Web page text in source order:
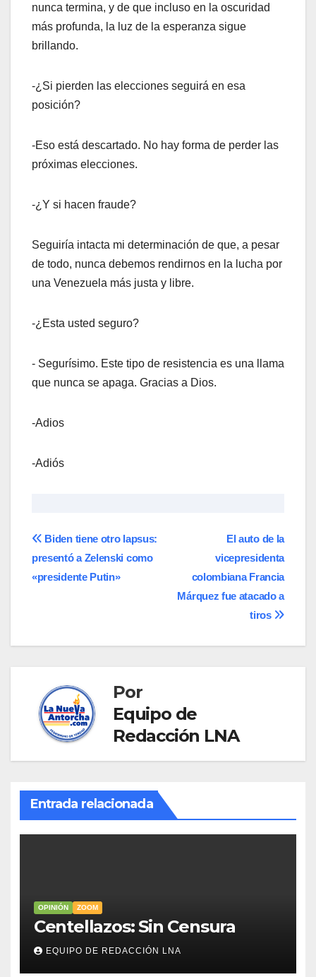
nunca termina, y de que incluso en la oscuridad
más profunda, la luz de la esperanza sigue
brillando.
-¿Si pierden las elecciones seguirá en esa
posición?
-Eso está descartado. No hay forma de perder las
próximas elecciones.
-¿Y si hacen fraude?
Seguiría intacta mi determinación de que, a pesar
de todo, nunca debemos rendirnos en la lucha por
una Venezuela más justa y libre.
-¿Esta usted seguro?
‐ Segurísimo. Este tipo de resistencia es una llama
que nunca se apaga. Gracias a Dios.
-Adios
-Adiós
Navegación
de
El auto de la
vicepresidenta
colombiana Francia
Márquez fue atacado a
tiros
Biden tiene otro lapsus:
presentó a Zelenski como
«presidente Putin»
Por
Equipo de
Redacción LNA
Entrada relacionada
OPINIÓN ZOOM
Centellazos: Sin Censura
EQUIPO DE REDACCIÓN LNA